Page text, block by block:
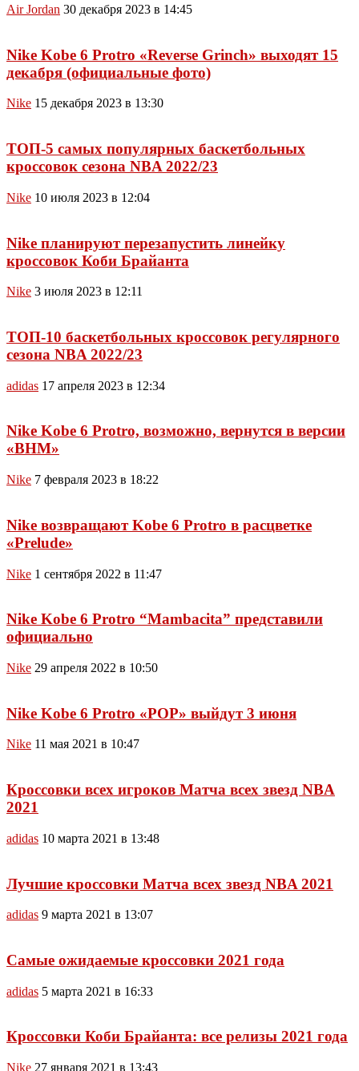
Air Jordan 30 декабря 2023 в 14:45
Nike Kobe 6 Protro «Reverse Grinch» выходят 15
декабря (официальные фото)
Nike 15 декабря 2023 в 13:30
ТОП-5 самых популярных баскетбольных
кроссовок сезона NBA 2022/23
Nike 10 июля 2023 в 12:04
Nike планируют перезапустить линейку
кроссовок Коби Брайанта
Nike 3 июля 2023 в 12:11
ТОП-10 баскетбольных кроссовок регулярного
сезона NBA 2022/23
adidas 17 апреля 2023 в 12:34
Nike Kobe 6 Protro, возможно, вернутся в версии
«BHM»
Nike 7 февраля 2023 в 18:22
Nike возвращают Kobe 6 Protro в расцветке
«Prelude»
Nike 1 сентября 2022 в 11:47
Nike Kobe 6 Protro “Mambacita” представили
официально
Nike 29 апреля 2022 в 10:50
Nike Kobe 6 Protro «POP» выйдут 3 июня
Nike 11 мая 2021 в 10:47
Кроссовки всех игроков Матча всех звезд NBA
2021
adidas 10 марта 2021 в 13:48
Лучшие кроссовки Матча всех звезд NBA 2021
adidas 9 марта 2021 в 13:07
Самые ожидаемые кроссовки 2021 года
adidas 5 марта 2021 в 16:33
Кроссовки Коби Брайанта: все релизы 2021 года
Nike 27 января 2021 в 13:43